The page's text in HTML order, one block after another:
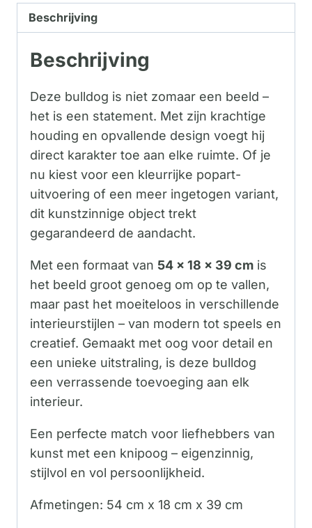
Beschrijving
Beschrijving
Deze bulldog is niet zomaar een beeld –
het is een statement. Met zijn krachtige
houding en opvallende design voegt hij
direct karakter toe aan elke ruimte. Of je
nu kiest voor een kleurrijke popart-
uitvoering of een meer ingetogen variant,
dit kunstzinnige object trekt
gegarandeerd de aandacht.
Met een formaat van 54 x 18 x 39 cm is
het beeld groot genoeg om op te vallen,
maar past het moeiteloos in verschillende
interieurstijlen – van modern tot speels en
creatief. Gemaakt met oog voor detail en
een unieke uitstraling, is deze bulldog
een verrassende toevoeging aan elk
interieur.
Een perfecte match voor liefhebbers van
kunst met een knipoog – eigenzinnig,
stijlvol en vol persoonlijkheid.
Afmetingen: 54 cm x 18 cm x 39 cm